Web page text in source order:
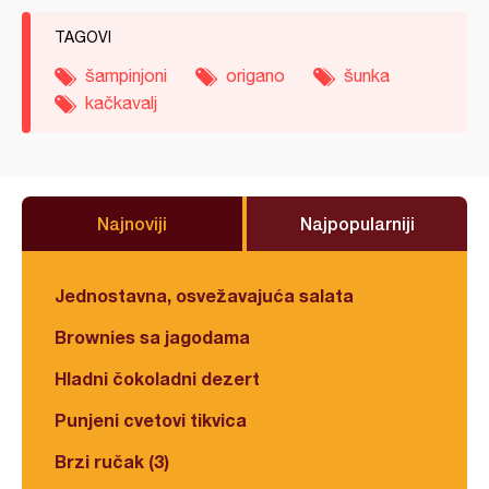
TAGOVI
šampinjoni origano
šunka
kačkavalj
Najnoviji Najpopularniji
Jednostavna, osvežavajuća salata
Brownies sa jagodama
Hladni čokoladni dezert
Punjeni cvetovi tikvica
Brzi ručak (3)